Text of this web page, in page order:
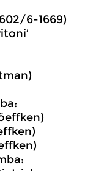
6-1669)